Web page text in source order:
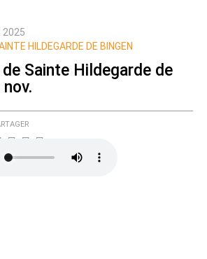
2025
HILDEGARDE DE BINGEN
Sainte Hildegarde de